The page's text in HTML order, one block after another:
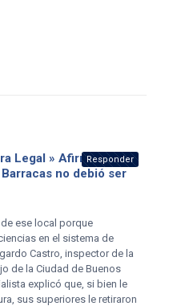
Legal » Afirmaron
no debió ser
de ese local porque
en el sistema de
Castro, inspector de la
de la Ciudad de Buenos
explicó que, si bien le
sus superiores le retiraron
Responder